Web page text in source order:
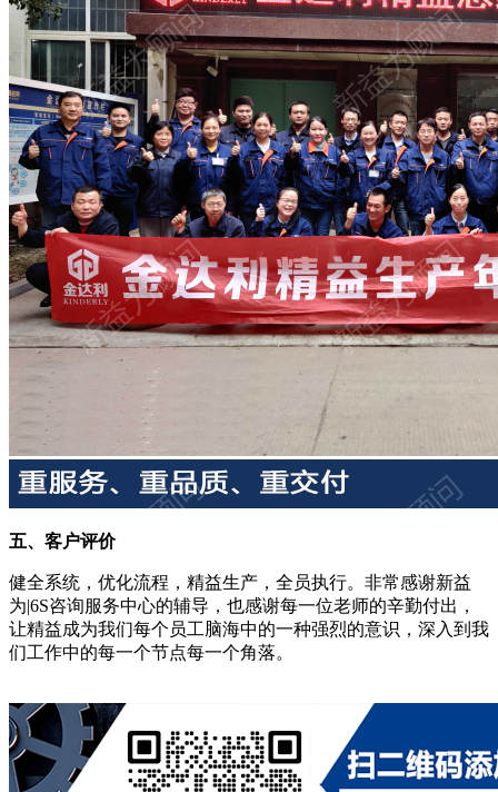
五、客户评价
健全系统，优化流程，精益生产，全员执行。非常感谢新益
为|6S咨询服务中心的辅导，也感谢每一位老师的辛勤付出，
让精益成为我们每个员工脑海中的一种强烈的意识，深入到我
们工作中的每一个节点每一个角落。